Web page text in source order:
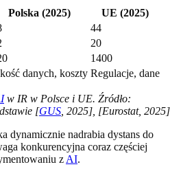
Polska (2025)
UE (2025)
44
20
1400
danych, koszty Regulacje, dane
w IR w Polsce i UE. Źródło:
[GUS , 2025], [Eurostat, 2025]
dynamicznie nadrabia dystans do
konkurencyjna coraz częściej
z AI.